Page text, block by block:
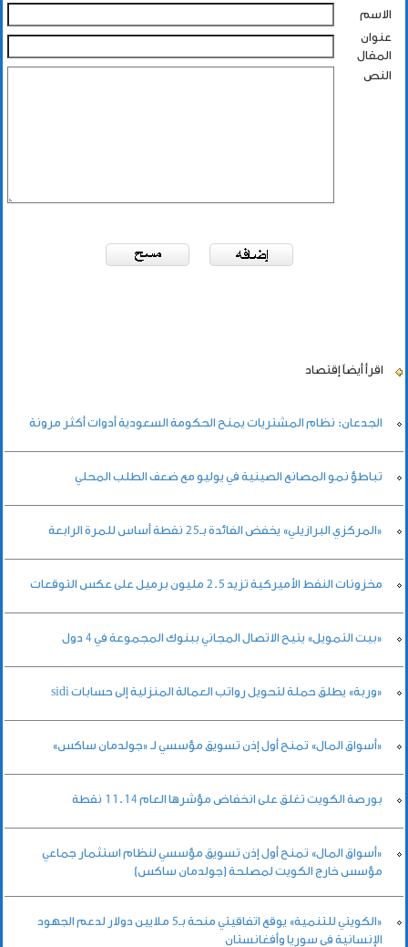
الاسم
عنوان
المقال
النص
اقرأ أيضاً إقتصاد
الجدعان: نظام المشتريات يمنح الحكومة السعودية أدوات أكثر مرونة
تباطؤ نمو المصانع الصينية في يوليو مع ضعف الطلب المحلي
«المركزي البرازيلي» يخفض الفائدة بـ25 نقطة أساس للمرة الرابعة
مخزونات النفط الأميركية تزيد 2.5 مليون برميل على عكس التوقعات
«بيت التمويل» يتيح الاتصال المجاني ببنوك المجموعة في 4 دول
«وربة» يطلق حملة لتحويل رواتب العمالة المنزلية إلى حسابات sidi
«أسواق المال» تمنح أول إذن تسويق مؤسسي لـ «جولدمان ساكس»
بورصة الكويت تغلق على انخفاض مؤشرها العام 11.14 نقطة
«أسواق المال» تمنح أول إذن تسويق مؤسسي لنظام استثمار جماعي
مؤسس خارج الكويت لمصلحة (جولدمان ساكس)
«الكويتي للتنمية» يوقع اتفاقيتي منحة بـ5 ملايين دولار لدعم الجهود
الإنسانية في سوريا وأفغانستان